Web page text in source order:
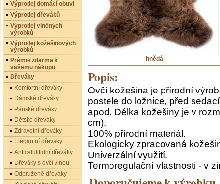
hnědá
Popis:
Ovčí kožešina je přírodní
postele do ložnice, před
apod. Délka kožešiny je v
cm).
100% přírodní materiál.
Ekologicky zpracovaná
Univerzální využití.
Termoregulační vlastnosti - v
Výprodej domácí obuvi
Výprodej dřeváků
Výprodej vlněných
výrobků
Výprodej kožešinových
výrobků
Prémie zdarma k
vašemu nákupu
Dřeváky
Komfortní dřeváky
Dámské dřeváky
Pánské dřeváky
Dětské dřeváky
Zdravotní dřeváky
Elegantní dřeváky
Anticelulitidní dřeváky
Dřeváky s ovčí vlnou
Odpružené dřeváky